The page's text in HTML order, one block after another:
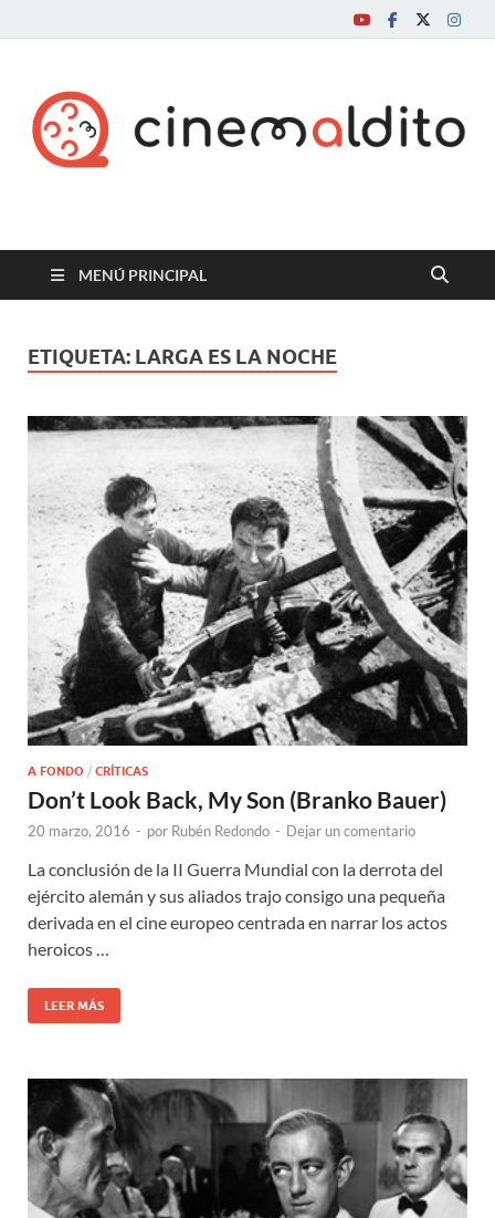
Cine maldito
MENÚ PRINCIPAL
ETIQUETA: LARGA ES LA NOCHE
A FONDO / CRÍTICAS
Don’t Look Back, My Son (Branko Bauer)
20 marzo, 2016 - por Rubén Redondo - Dejar un comentario
La conclusión de la II Guerra Mundial con la derrota del
ejército alemán y sus aliados trajo consigo una pequeña
derivada en el cine europeo centrada en narrar los actos
heroicos …
LEER MÁS